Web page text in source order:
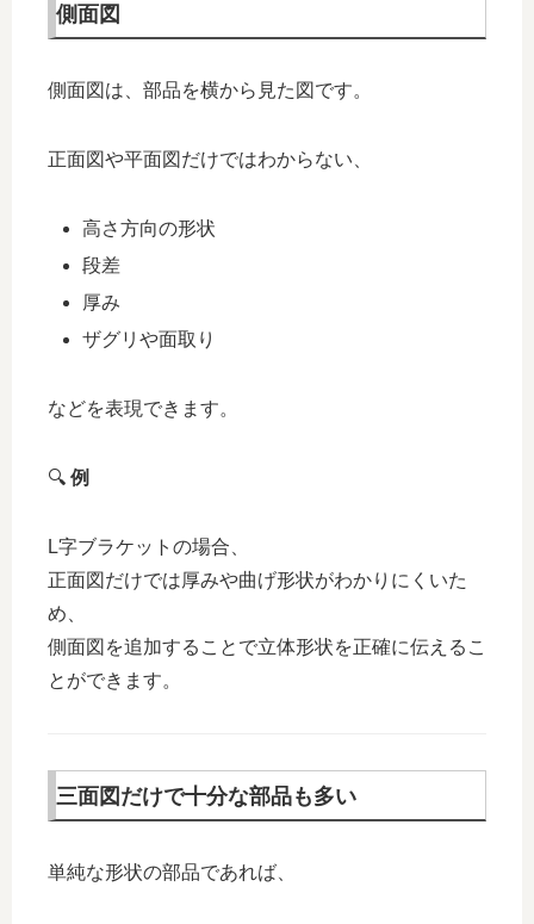
側面図
側面図は、部品を横から見た図です。
正面図や平面図だけではわからない、
高さ方向の形状
段差
厚み
ザグリや面取り
などを表現できます。
🔍 例
L字ブラケットの場合、
正面図だけでは厚みや曲げ形状がわかりにくいた
め、
側面図を追加することで立体形状を正確に伝えるこ
とができます。
三面図だけで十分な部品も多い
単純な形状の部品であれば、